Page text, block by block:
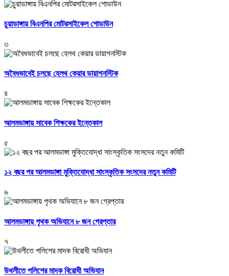
চুয়াডাঙ্গায় বিএনপির মোটরসাইকেল শোডাউন
৩
অবৈধভাবেই চলছে হেলথ কেয়ার ডায়াগনস্টিক
৪
আলমডাঙ্গায় সাবেক শিক্ষকের ইন্তেকাল
৫
১২ বছর পর আলমডাঙ্গা মুক্তিযোদ্ধা সাংস্কৃতিক সংসদের নতুন কমিটি
৬
আলমডাঙ্গায় পৃথক অভিযানে ৮ জন গ্রেপ্তার
৭
উথলীতে পলিশের মাদক বিরোধী অভিযান